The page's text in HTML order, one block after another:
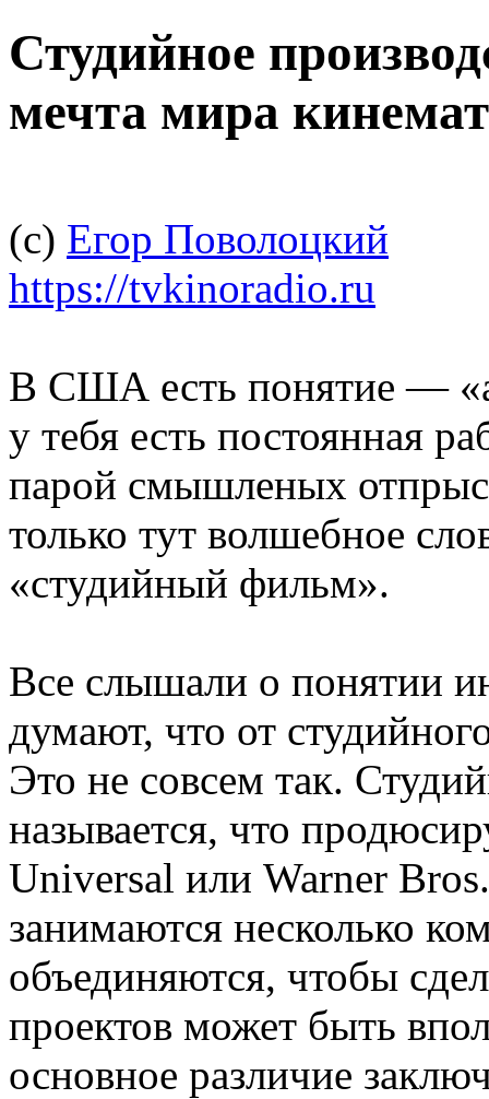
Студийное
мечта мира
(c) Егор Поволоцкий
https://tvkinoradio.ru
В США есть понятие —
у тебя есть постоянная
парой смышленых
только тут волшебное
«студийный фильм».
Все слышали о понятии
думают, что от
Это не совсем так.
называется, что
Universal или Warner
занимаются несколько
объединяются, чтобы
проектов может быть
основное различие